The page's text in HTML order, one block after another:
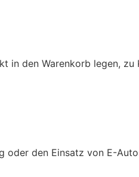
in den Warenkorb legen, zu
oder den Einsatz von E-